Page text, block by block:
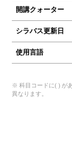
開講クォーター
シラバス更新日
使用言語
※ 科目コードに( ) が
異なります。